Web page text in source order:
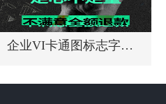
企业VI卡通图标志字体高端头像